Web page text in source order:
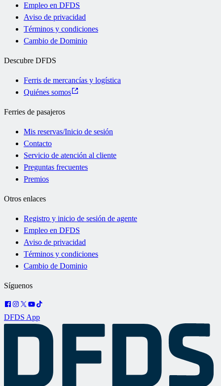
Empleo en DFDS
Aviso de privacidad
Términos y condiciones
Cambio de Dominio
Descubre DFDS
Ferris de mercancías y logística
Quiénes somos
Ferries de pasajeros
Mis reservas/Inicio de sesión
Contacto
Servicio de atención al cliente
Preguntas frecuentes
Premios
Otros enlaces
Registro y inicio de sesión de agente
Empleo en DFDS
Aviso de privacidad
Términos y condiciones
Cambio de Dominio
Síguenos
DFDS App